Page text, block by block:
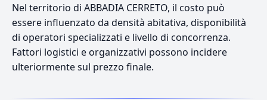
Nel territorio di ABBADIA CERRETO, il costo può
essere influenzato da densità abitativa, disponibilità
di operatori specializzati e livello di concorrenza.
Fattori logistici e organizzativi possono incidere
ulteriormente sul prezzo finale.